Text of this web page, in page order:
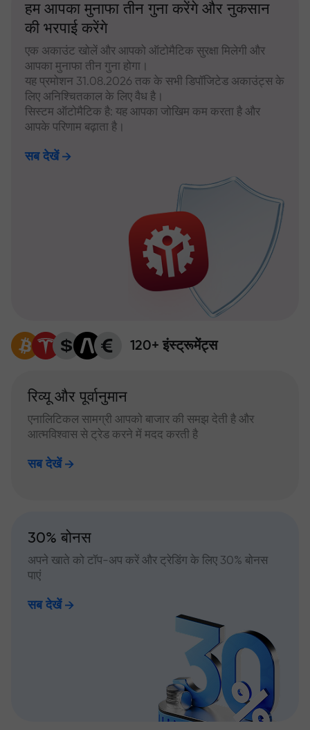
हम आपका मुनाफा तीन गुना करेंगे और नुकसान
की भरपाई करेंगे
एक अकाउंट खोलें और आपको ऑटोमैटिक सुरक्षा मिलेगी और
आपका मुनाफा तीन गुना होगा।
यह प्रमोशन 31.08.2026 तक के सभी डिपॉजिटेड अकाउंट्स के
लिए अनिश्चितकाल के लिए वैध है।
सिस्टम ऑटोमैटिक है: यह आपका जोखिम कम करता है और
आपके परिणाम बढ़ाता है।
सब देखें
120+ इंस्ट्रूमेंट्स
रिव्यू और पूर्वानुमान
एनालिटिकल सामग्री आपको बाजार की समझ देती है और
आत्मविश्वास से ट्रेड करने में मदद करती है
सब देखें
30% बोनस
अपने खाते को टॉप-अप करें और ट्रेडिंग के लिए 30% बोनस
पाएं
सब देखें